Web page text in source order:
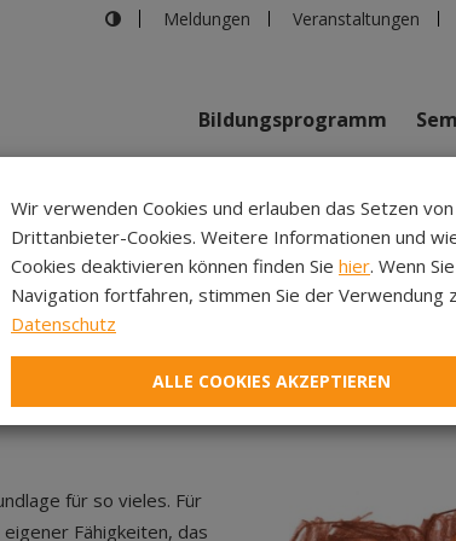
Meldungen Veranstaltungen
Bildungsprogramm
in Innsbruck
und
für so vieles. Für
Fähigkeiten, das
Wir verwenden Cookies und erlauben das Setzen von
Drittanbieter-Cookies. Weitere Informationen und
Cookies deaktivieren können finden Sie hier. Wenn
Navigation fortfahren, stimmen Sie der Verwendung
Datenschutz
ALLE COOKIES AKZEPTIEREN